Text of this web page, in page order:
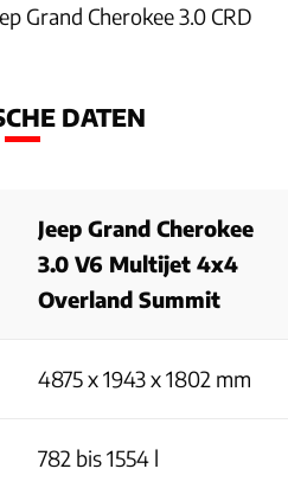
Grand Cherokee 3.0 CRD
DATEN
Jeep Grand Cherokee
3.0 V6 Multijet 4x4
Overland Summit
4875 x 1943 x 1802 mm
782 bis 1554 l